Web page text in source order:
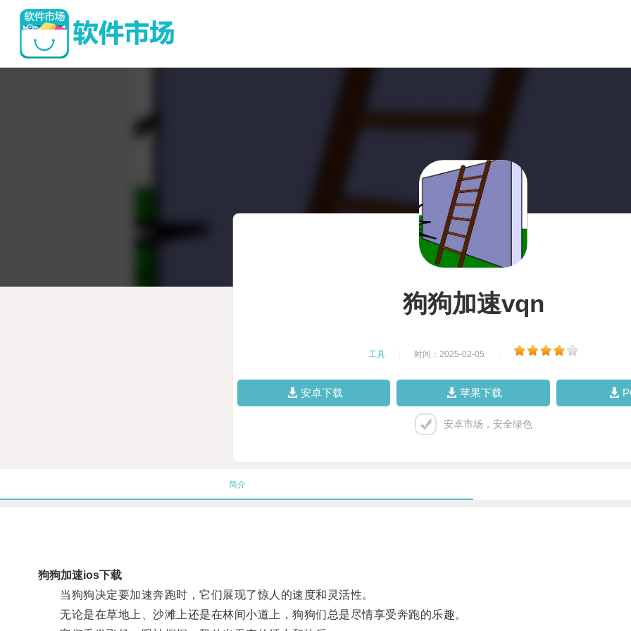
狗狗加速vqn
工具 时间：2025-02-05
安卓下载 苹果下载
安卓市场，安全绿色
简介
狗狗加速ios下载
当狗狗决定要加速奔跑时，它们展现了惊人的速度和灵活性。
无论是在草地上、沙滩上还是在林间小道上，狗狗们总是尽情享受奔跑的乐趣。